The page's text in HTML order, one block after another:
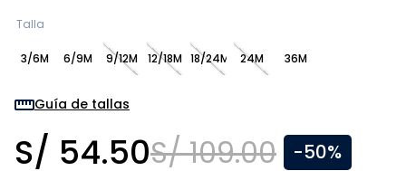
Talla
3/6M 6/9M 9/12M 12/18M 18/24M 24M 36M
Guía de tallas
S/ 54.50S/ 109.00 -50%
.
disney
10. sandalias niño